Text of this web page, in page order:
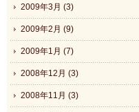
2009年3月 (3)
2009年2月 (9)
2009年1月 (7)
2008年12月 (3)
2008年11月 (3)